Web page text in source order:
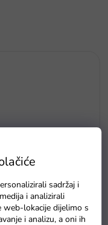
sadržaj i
i analizirali
web-lokacije dijelimo s
i analizu, a oni ih